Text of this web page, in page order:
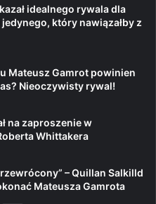
idealnego rywala dla
który nawiązałby z
Mateusz Gamrot powinien
Nieoczywisty rywal!
na zaproszenie w
Whittakera
– Quillan Salkilld
Mateusza Gamrota